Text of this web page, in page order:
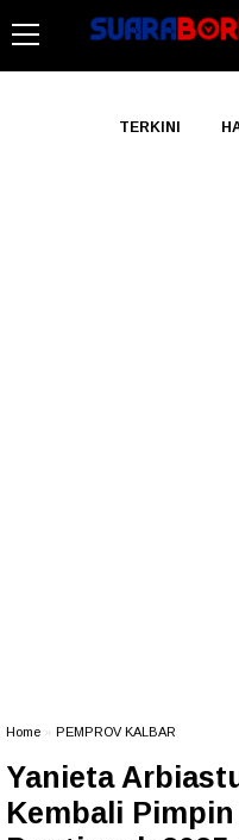
TERKINI
Home PEMPROV KALBAR
Yanieta
Kembali